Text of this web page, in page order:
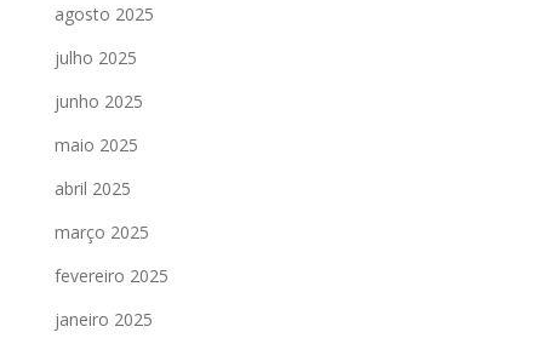
agosto 2025
julho 2025
junho 2025
maio 2025
abril 2025
março 2025
fevereiro 2025
janeiro 2025